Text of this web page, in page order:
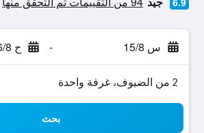
س 15/8 - ح 16/8
2 من الضيوف، غرفة واحدة
بحث